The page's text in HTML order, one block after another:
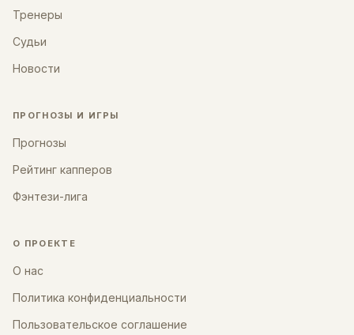
Тренеры
Судьи
Новости
ПРОГНОЗЫ И ИГРЫ
Прогнозы
Рейтинг капперов
Фэнтези-лига
О ПРОЕКТЕ
О нас
Политика конфиденциальности
Пользовательское соглашение